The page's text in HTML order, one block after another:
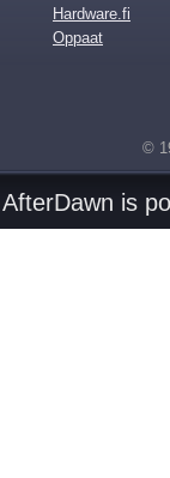
Hardware.fi
Oppaat
©
AfterDawn is